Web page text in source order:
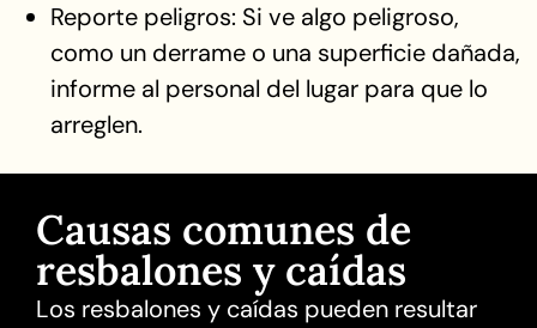
Reporte peligros: Si ve algo peligroso,
como un derrame o una superficie dañada,
informe al personal del lugar para que lo
arreglen.
Causas comunes de
resbalones y caídas
Los resbalones y caídas pueden resultar